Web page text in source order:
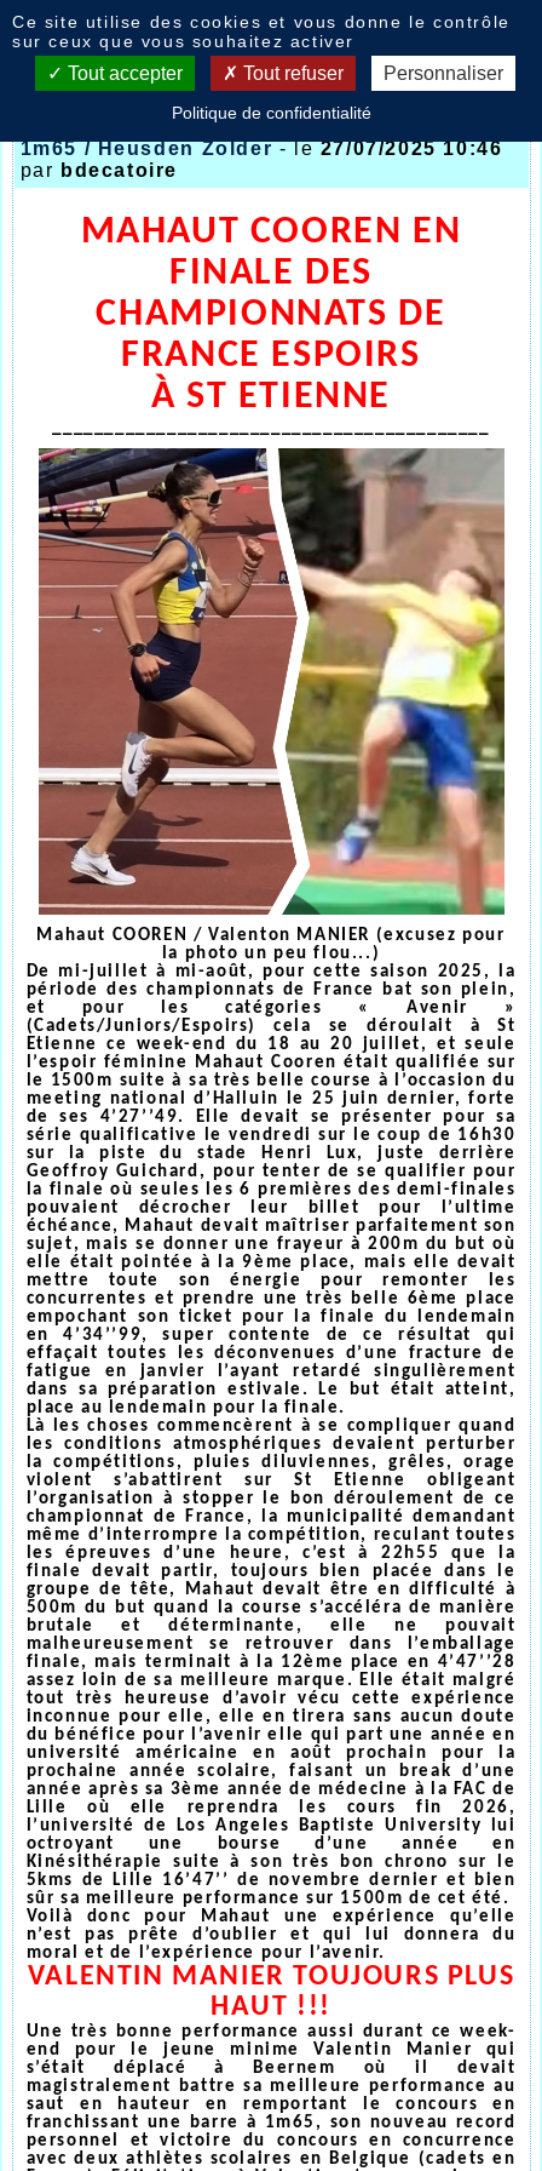
Nouvelles
France Espoirs St Etienne (Avenir) /Valentin
1m65 / Heusden Zolder- le27/07/2025 10:46
par bdecatoire
MAHAUT COOREN EN
FINALE DES
CHAMPIONNATS DE
FRANCE ESPOIRS
À ST ETIENNE
Mahaut COOREN / Valenton MANIER (excusez pour
la photo un peu flou...)
De mi-juillet à mi-août, pour cette saison 2025, la
période des championnats de France bat son plein,
et pour les catégories « Avenir »
(Cadets/Juniors/Espoirs) cela se déroulait à St
Etienne ce week-end du 18 au 20 juillet, et seule
l’espoir féminine Mahaut Cooren était qualifiée sur
le 1500m suite à sa très belle course à l’occasion du
meeting national d’Halluin le 25 juin dernier, forte
de ses 4’27’’49. Elle devait se présenter pour sa
série qualificative le vendredi sur le coup de 16h30
sur la piste du stade Henri Lux, juste derrière
Geoffroy Guichard, pour tenter de se qualifier pour
la finale où seules les 6 premières des demi-finales
pouvaient décrocher leur billet pour l’ultime
échéance, Mahaut devait maîtriser parfaitement son
sujet, mais se donner une frayeur à 200m du but où
elle était pointée à la 9ème place, mais elle devait
mettre toute son énergie pour remonter les
concurrentes et prendre une très belle 6ème place
empochant son ticket pour la finale du lendemain
en 4’34’’99, super contente de ce résultat qui
effaçait toutes les déconvenues d’une fracture de
fatigue en janvier l’ayant retardé singulièrement
dans sa préparation estivale. Le but était atteint,
place au lendemain pour la finale.
Là les choses commencèrent à se compliquer quand
les conditions atmosphériques devaient perturber
la compétitions, pluies diluviennes, grêles, orage
violent s’abattirent sur St Etienne obligeant
l’organisation à stopper le bon déroulement de ce
championnat de France, la municipalité demandant
même d’interrompre la compétition, reculant toutes
les épreuves d’une heure, c’est à 22h55 que la
finale devait partir, toujours bien placée dans le
groupe de tête, Mahaut devait être en difficulté à
500m du but quand la course s’accéléra de manière
brutale et déterminante, elle ne pouvait
malheureusement se retrouver dans l’emballage
finale, mais terminait à la 12ème place en 4’47’’28
assez loin de sa meilleure marque. Elle était malgré
tout très heureuse d’avoir vécu cette expérience
inconnue pour elle, elle en tirera sans aucun doute
du bénéfice pour l’avenir elle qui part une année en
université américaine en août prochain pour la
prochaine année scolaire, faisant un break d’une
année après sa 3ème année de médecine à la FAC de
Lille où elle reprendra les cours fin 2026,
l’université de Los Angeles Baptiste University lui
octroyant une bourse d’une année en
Kinésithérapie suite à son très bon chrono sur le
5kms de Lille 16’47’’ de novembre dernier et bien
sûr sa meilleure performance sur 1500m de cet été.
Voilà donc pour Mahaut une expérience qu’elle
n’est pas prête d’oublier et qui lui donnera du
moral et de l’expérience pour l’avenir.
VALENTIN MANIER TOUJOURS PLUS
HAUT !!!
Une très bonne performance aussi durant ce week-
end pour le jeune minime Valentin Manier qui
s’était déplacé à Beernem où il devait
magistralement battre sa meilleure performance au
saut en hauteur en remportant le concours en
franchissant une barre à 1m65, son nouveau record
personnel et victoire du concours en concurrence
avec deux athlètes scolaires en Belgique (cadets en
Ce site utilise des cookies et vous donne le contrôle
sur ceux que vous souhaitez activer
Tout accepter Tout refuser Personnaliser
Politique de confidentialité